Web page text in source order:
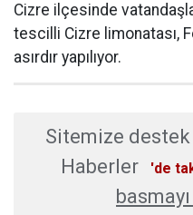
Cizre ilçesinde
tescilli Cizre limonatası,
asırdır yapılıyor.
Sitemize
Haberler
'de